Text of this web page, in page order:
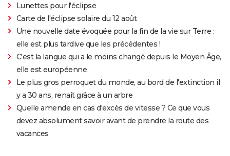
Lunettes pour l'éclipse
Carte de l'éclipse solaire du 12 août
Une nouvelle date évoquée pour la fin de la vie sur Terre :
elle est plus tardive que les précédentes !
C'est la langue qui a le moins changé depuis le Moyen Âge,
elle est européenne
Le plus gros perroquet du monde, au bord de l'extinction il
y a 30 ans, renaît grâce à un arbre
Quelle amende en cas d'excès de vitesse ? Ce que vous
devez absolument savoir avant de prendre la route des
vacances